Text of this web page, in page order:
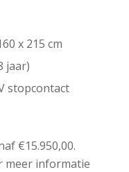
x 215 cm
jaar)
stopcontact
€15.950,00.
meer informatie